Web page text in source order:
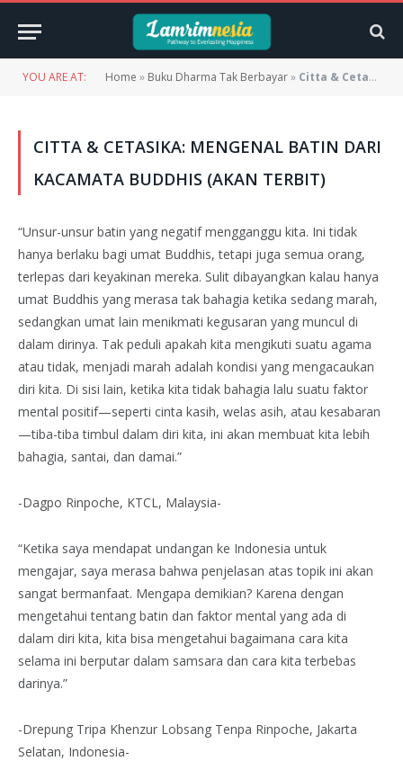
YOU ARE AT: Home » Buku Dharma Tak Berbayar» Citta & Cetasika: Mengenal Batin dari Kacamata Buddhis (Akan Terbit)
CITTA & CETASIKA: MENGENAL BATIN DARI
KACAMATA BUDDHIS (AKAN TERBIT)
“Unsur-unsur batin yang negatif mengganggu kita. Ini tidak
hanya berlaku bagi umat Buddhis, tetapi juga semua orang,
terlepas dari keyakinan mereka. Sulit dibayangkan kalau hanya
umat Buddhis yang merasa tak bahagia ketika sedang marah,
sedangkan umat lain menikmati kegusaran yang muncul di
dalam dirinya. Tak peduli apakah kita mengikuti suatu agama
atau tidak, menjadi marah adalah kondisi yang mengacaukan
diri kita. Di sisi lain, ketika kita tidak bahagia lalu suatu faktor
mental positif—seperti cinta kasih, welas asih, atau kesabaran
—tiba-tiba timbul dalam diri kita, ini akan membuat kita lebih
bahagia, santai, dan damai.”
-Dagpo Rinpoche, KTCL, Malaysia-
“Ketika saya mendapat undangan ke Indonesia untuk
mengajar, saya merasa bahwa penjelasan atas topik ini akan
sangat bermanfaat. Mengapa demikian? Karena dengan
mengetahui tentang batin dan faktor mental yang ada di
dalam diri kita, kita bisa mengetahui bagaimana cara kita
selama ini berputar dalam samsara dan cara kita terbebas
darinya.”
-Drepung Tripa Khenzur Lobsang Tenpa Rinpoche, Jakarta
Selatan, Indonesia-